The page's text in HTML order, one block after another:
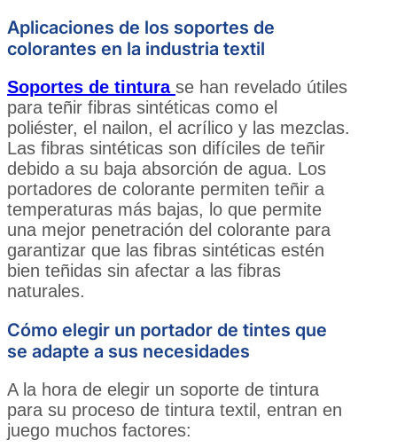
Aplicaciones de los soportes de
colorantes en la industria textil
Soportes de tintura se han revelado útiles
para teñir fibras sintéticas como el
poliéster, el nailon, el acrílico y las mezclas.
Las fibras sintéticas son difíciles de teñir
debido a su baja absorción de agua. Los
portadores de colorante permiten teñir a
temperaturas más bajas, lo que permite
una mejor penetración del colorante para
garantizar que las fibras sintéticas estén
bien teñidas sin afectar a las fibras
naturales.
Cómo elegir un portador de tintes que
se adapte a sus necesidades
A la hora de elegir un soporte de tintura
para su proceso de tintura textil, entran en
juego muchos factores: